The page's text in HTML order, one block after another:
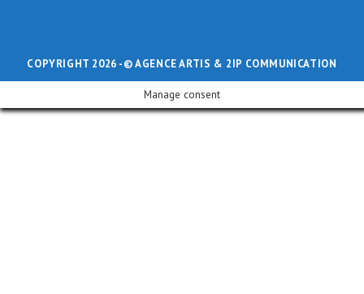
COPYRIGHT 2026 -© AGENCE ARTIS & 2IP COMMUNICATION
Manage consent